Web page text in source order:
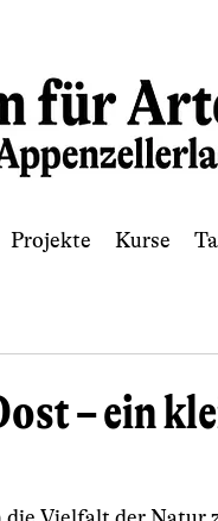
Projekte Kurse
– ein